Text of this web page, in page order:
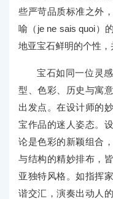
些严苛品质标准之外
喻（je ne sais quoi）
地亚宝石鲜明的个性，
宝石如同一位灵
型、色彩、历史与寓
出发点。在设计师的
宝作品的迷人姿态。
论是色彩的新颖组合
与结构的精妙排布，
亚独特风格。如指挥
谐交汇，演奏出动人